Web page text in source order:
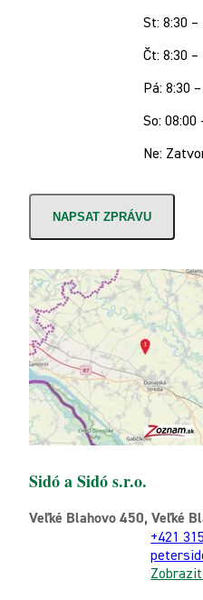
St: 8:30 –
Čt: 8:30 –
Pá: 8:30
So: 08:00
Ne:
NAPSAT ZPRÁVU
Sidó a Sidó s.r.o.
Veľké Blahovo 450, Veľké
+421